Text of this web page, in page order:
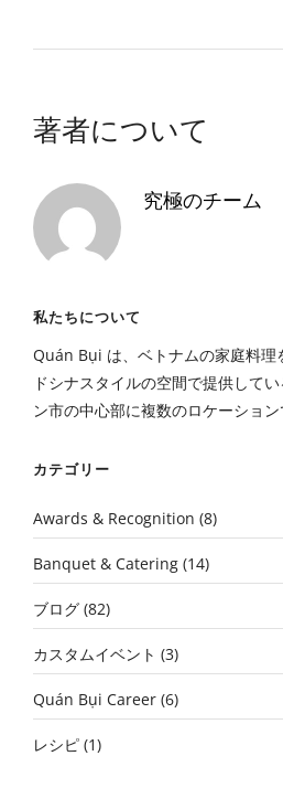
著者について
究極のチーム
私たちについて
Quán Bụi は、ベトナムの家庭料理
ドシナスタイルの空間で提供して
ン市の中心部に複数のロケーション
カテゴリー
Awards & Recognition (8)
Banquet & Catering (14)
ブログ (82)
カスタムイベント (3)
Quán Bụi Career (6)
レシピ (1)